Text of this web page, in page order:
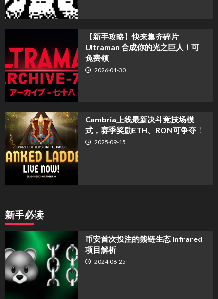
【新手攻略】快来集齐碎片
Ultraman 合成你的光之巨人！可
免费领
2026-01-30
Cambria上线最新决斗竞技场模
式，赛季奖励ETH、RON可争夺！
2025-09-15
新手必读
币安首次投注的熊链生态 Infrared
项目解析
2024-06-25